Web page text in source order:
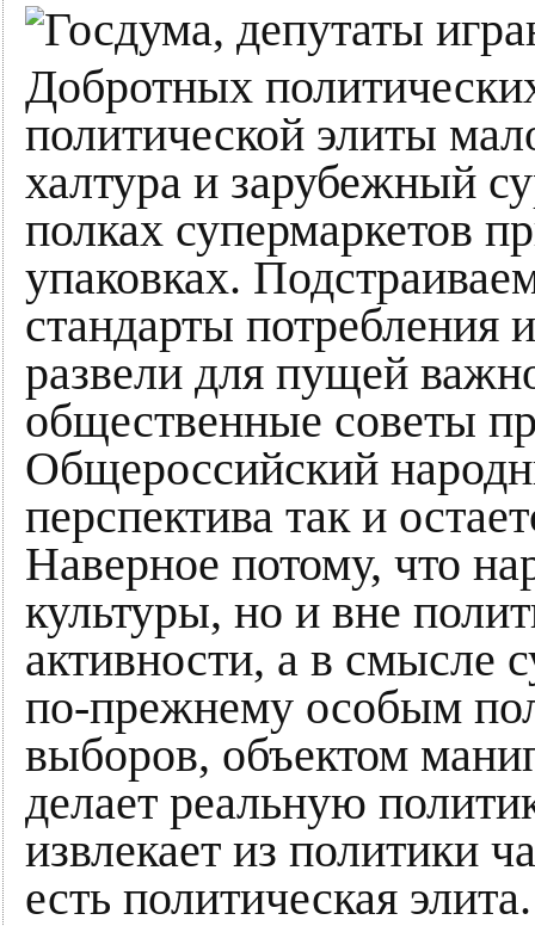
Добротных
политической элиты
халтура и зарубежный
полках супермаркетов
упаковках.
стандарты потребления
развели для пущей
общественные советы
Общероссийский
перспектива так и
Наверное потому, что
культуры, но и вне
активности, а в смысле
по-прежнему особым
выборов, объектом
делает реальную
извлекает из политики
есть политическая элита.